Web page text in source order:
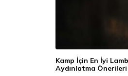
Kamp İçin En İyi
Aydınlatma Önerileri